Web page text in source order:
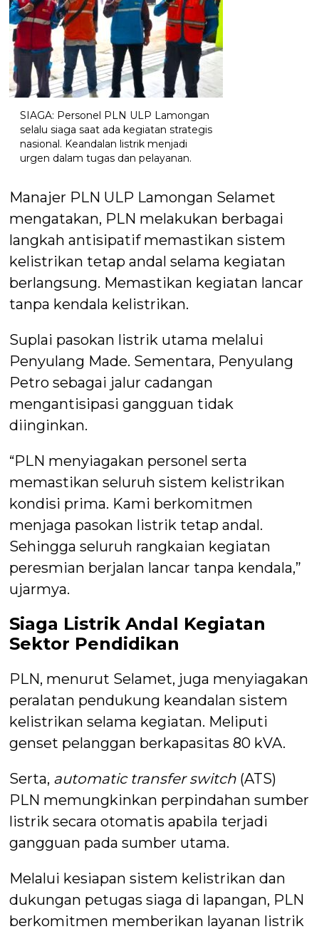
SIAGA: Personel PLN ULP Lamongan
selalu siaga saat ada kegiatan strategis
nasional. Keandalan listrik menjadi
urgen dalam tugas dan pelayanan.
Manajer PLN ULP Lamongan Selamet
mengatakan, PLN melakukan berbagai
langkah antisipatif memastikan sistem
kelistrikan tetap andal selama kegiatan
berlangsung. Memastikan kegiatan lancar
tanpa kendala kelistrikan.
Suplai pasokan listrik utama melalui
Penyulang Made. Sementara, Penyulang
Petro sebagai jalur cadangan
mengantisipasi gangguan tidak
diinginkan.
“PLN menyiagakan personel serta
memastikan seluruh sistem kelistrikan
kondisi prima. Kami berkomitmen
menjaga pasokan listrik tetap andal.
Sehingga seluruh rangkaian kegiatan
peresmian berjalan lancar tanpa kendala,”
ujarmya.
Siaga Listrik Andal Kegiatan
Sektor Pendidikan
PLN, menurut Selamet, juga menyiagakan
peralatan pendukung keandalan sistem
kelistrikan selama kegiatan. Meliputi
genset pelanggan berkapasitas 80 kVA.
Serta, automatic transfer switch (ATS)
PLN memungkinkan perpindahan sumber
listrik secara otomatis apabila terjadi
gangguan pada sumber utama.
Melalui kesiapan sistem kelistrikan dan
dukungan petugas siaga di lapangan, PLN
berkomitmen memberikan layanan listrik